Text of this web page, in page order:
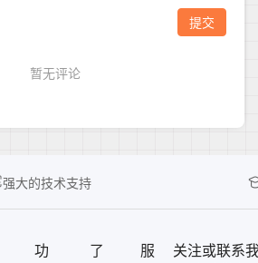
强大的技术支持
功
了
服
关注或联系